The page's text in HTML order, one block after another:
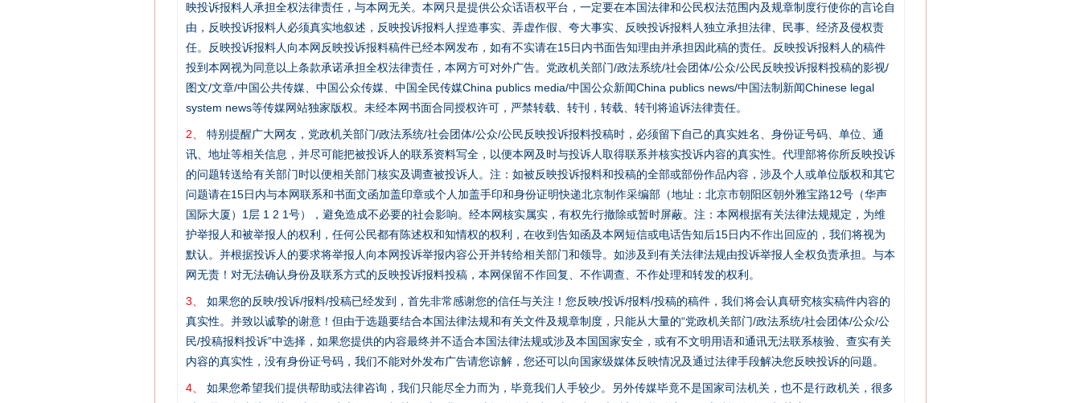
映投诉报料人承担全权法律责任，与本网无关。本网只是提供公众话语权平台，一定要在本国法律和公民权法范围内及规章制度行使你的言论自
由，反映投诉报料人必须真实地叙述，反映投诉报料人捏造事实、弄虚作假、夸大事实、反映投诉报料人独立承担法律、民事、经济及侵权责
任。反映投诉报料人向本网反映投诉报料稿件已经本网发布，如有不实请在15日内书面告知理由并承担因此稿的责任。反映投诉报料人的稿件
投到本网视为同意以上条款承诺承担全权法律责任，本网方可对外广告。党政机关部门/政法系统/社会团体/公众/公民反映投诉报料投稿的影视/
图文/文章/中国公共传媒、中国公众传媒、中国全民传媒China publics media/中国公众新闻China publics news/中国法制新闻Chinese legal
system news等传媒网站独家版权。未经本网书面合同授权许可，严禁转载、转刊，转载、转刊将追诉法律责任。
2、
特别提醒广大网友，党政机关部门/政法系统/社会团体/公众/公民反映投诉报料投稿时，必须留下自己的真实姓名、身份证号码、单位、通
讯、地址等相关信息，并尽可能把被投诉人的联系资料写全，以便本网及时与投诉人取得联系并核实投诉内容的真实性。代理部将你所反映投诉
的问题转送给有关部门时以便相关部门核实及调查被投诉人。注：如被反映投诉报料和投稿的全部或部份作品内容，涉及个人或单位版权和其它
问题请在15日内与本网联系和书面文函加盖印章或个人加盖手印和身份证明快递北京制作采编部（地址：北京市朝阳区朝外雅宝路12号（华声
国际大厦）1层 1 2 1号），避免造成不必要的社会影响。经本网核实属实，有权先行撤除或暂时屏蔽。注：本网根据有关法律法规规定，为维
护举报人和被举报人的权利，任何公民都有陈述权和知情权的权利，在收到告知函及本网短信或电话告知后15日内不作出回应的，我们将视为
默认。并根据投诉人的要求将举报人向本网投诉举报内容公开并转给相关部门和领导。如涉及到有关法律法规由投诉举报人全权负责承担。与本
网无责！对无法确认身份及联系方式的反映投诉报料投稿，本网保留不作回复、不作调查、不作处理和转发的权利。
3、
如果您的反映/投诉/报料/投稿已经发到，首先非常感谢您的信任与关注！您反映/投诉/报料/投稿的稿件，我们将会认真研究核实稿件内容的
真实性。并致以诚挚的谢意！但由于选题要结合本国法律法规和有关文件及规章制度，只能从大量的“党政机关部门/政法系统/社会团体/公众/公
民/投稿报料投诉”中选择，如果您提供的内容最终并不适合本国法律法规或涉及本国国家安全，或有不文明用语和通讯无法联系核验、查实有关
内容的真实性，没有身份证号码，我们不能对外发布广告请您谅解，您还可以向国家级媒体反映情况及通过法律手段解决您反映投诉的问题。
4、
如果您希望我们提供帮助或法律咨询，我们只能尽全力而为，毕竟我们人手较少。另外传媒毕竟不是国家司法机关，也不是行政机关，很多